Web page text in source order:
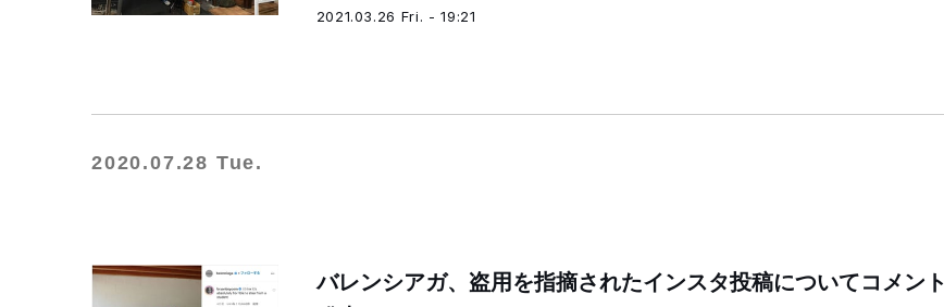
2021.03.26 Fri. - 19:21
2020.07.28 Tue.
バレンシアガ、盗用を指摘されたインスタ投稿についてコメント